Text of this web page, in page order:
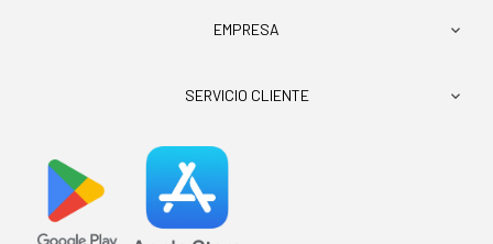
EMPRESA 
SERVICIO CLIENTE 